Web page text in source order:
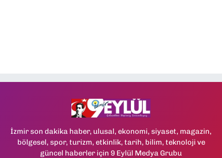
İzmir son dakika haber, ulusal, ekonomi, siyaset, magazin,
bölgesel, spor, turizm, etkinlik, tarih, bilim, teknoloji ve
güncel haberler için 9 Eylül Medya Grubu